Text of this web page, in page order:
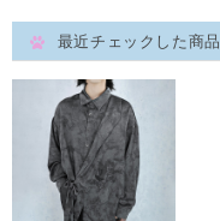
最近チェックした商品